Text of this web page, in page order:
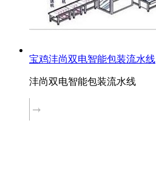
宝鸡沣尚双电智能包装流水线
沣尚双电智能包装流水线